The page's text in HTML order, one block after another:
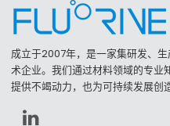
成立于2007年，是一家集研发、
术企业。我们通过材料领域的专业
提供不竭动力，也为可持续发展创